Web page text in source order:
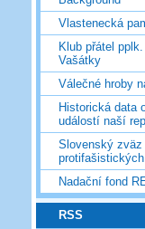
Vlastenecká
Klub přátel
Vašátky
Válečné hroby
Historická data
událostí naší
Slovenský zväz
Nadační fond
RSS